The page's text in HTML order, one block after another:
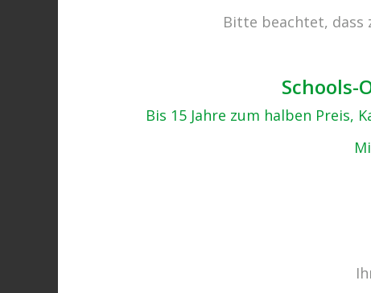
Bitte beachtet, dass
Schools-
Bis 15 Jahre zum halben Preis,